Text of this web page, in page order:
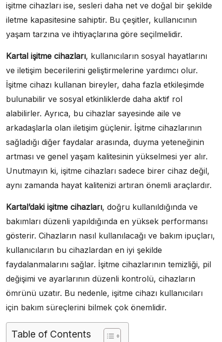
işitme cihazları ise, sesleri daha net ve doğal bir şekilde
iletme kapasitesine sahiptir. Bu çeşitler, kullanıcının
yaşam tarzına ve ihtiyaçlarına göre seçilmelidir.
Kartal işitme cihazları, kullanıcıların sosyal hayatlarını
ve iletişim becerilerini geliştirmelerine yardımcı olur.
İşitme cihazı kullanan bireyler, daha fazla etkileşimde
bulunabilir ve sosyal etkinliklerde daha aktif rol
alabilirler. Ayrıca, bu cihazlar sayesinde aile ve
arkadaşlarla olan iletişim güçlenir. İşitme cihazlarının
sağladığı diğer faydalar arasında, duyma yeteneğinin
artması ve genel yaşam kalitesinin yükselmesi yer alır.
Unutmayın ki, işitme cihazları sadece birer cihaz değil,
aynı zamanda hayat kalitenizi artıran önemli araçlardır.
Kartal’daki işitme cihazları, doğru kullanıldığında ve
bakımları düzenli yapıldığında en yüksek performansı
gösterir. Cihazların nasıl kullanılacağı ve bakım ipuçları,
kullanıcıların bu cihazlardan en iyi şekilde
faydalanmalarını sağlar. İşitme cihazlarının temizliği, pil
değişimi ve ayarlarının düzenli kontrolü, cihazların
ömrünü uzatır. Bu nedenle, işitme cihazı kullanıcıları
için bakım süreçlerini bilmek çok önemlidir.
Table of Contents